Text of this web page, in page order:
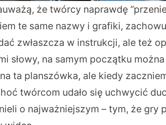
że twórcy naprawdę
te same nazwy i grafiki,
zwłaszcza w instrukcji, ale też
słowy, na samym początku
ta planszówka, ale kiedy
twórcom udało się uchwycić
o najważniejszym – tym, że gry